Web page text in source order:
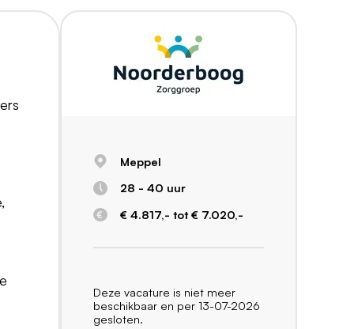
Meppel
28 - 40 uur
€ 4.817,- tot € 7.020,-
Deze vacature is niet meer
beschikbaar en per 13-07-2026
gesloten.